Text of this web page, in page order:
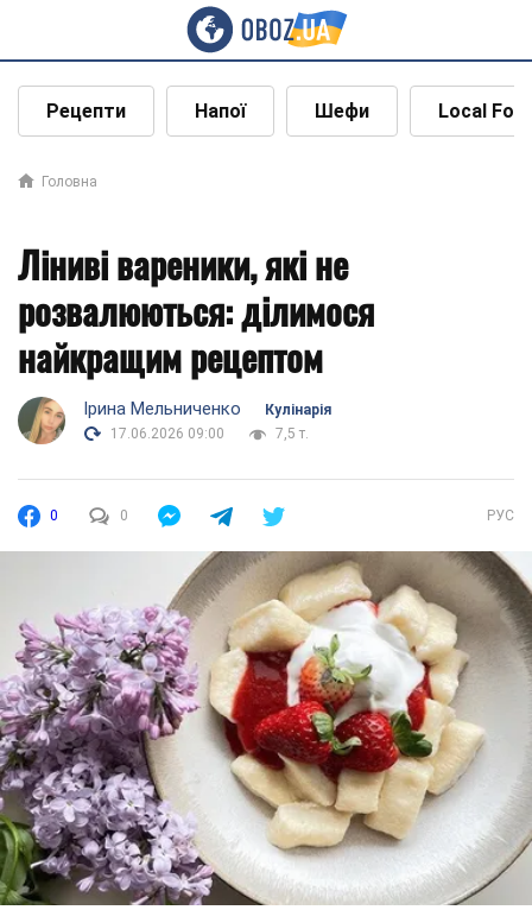
Рецепти Напої Шефи Local
Головна
Ліниві вареники, які не
розвалюються: ділимося
найкращим рецептом
Ірина Мельниченко
Кулінарія
17.06.2026 09:00
7,5 т.
0 0 РУС